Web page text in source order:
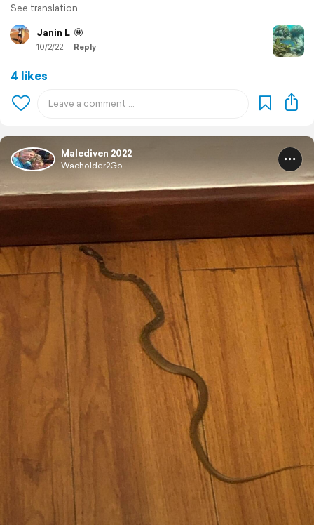
See translation
Janin L 🤩
10/2/22 Reply
4 likes
Malediven 2022
Wacholder2Go